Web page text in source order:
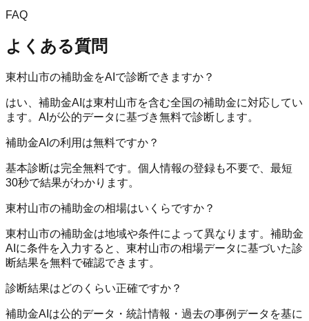
FAQ
よくある質問
東村山市の補助金をAIで診断できますか？
はい、補助金AIは東村山市を含む全国の補助金に対応してい
ます。AIが公的データに基づき無料で診断します。
補助金AIの利用は無料ですか？
基本診断は完全無料です。個人情報の登録も不要で、最短
30秒で結果がわかります。
東村山市の補助金の相場はいくらですか？
東村山市の補助金は地域や条件によって異なります。補助金
AIに条件を入力すると、東村山市の相場データに基づいた診
断結果を無料で確認できます。
診断結果はどのくらい正確ですか？
補助金AIは公的データ・統計情報・過去の事例データを基に